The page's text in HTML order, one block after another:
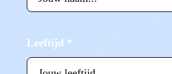
Leeftijd *